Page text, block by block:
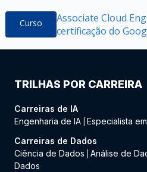
Curso
Associate Cloud
certificação do
TRILHAS POR CARREIRA
Carreiras de IA
Engenharia de IA Especialista
Carreiras de Dados
Ciência de Dados
Análise de
Dados